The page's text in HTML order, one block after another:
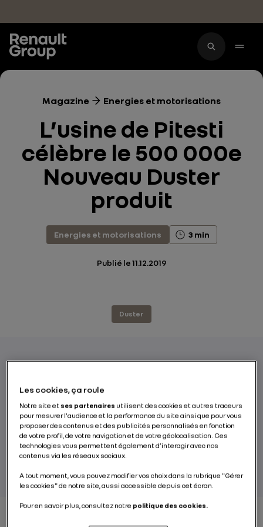
Magazine Energies et motorisations
L’usine de Pitesti
célèbre le 500 000e
Nouveau Duster
produit
Energies et motorisations 3 min
Publié le11.12.2019
Duster
seconde génération est sorti des chaînes de
production de l’usine Dacia de Pitesti en
Roumanie. Un cap symbolique pour ce
complexe industriel de référence qui a fêté,
l’année dernière, ses 50 ans d’existence.
Les cookies, ça roule
Notre site et ses partenaires utilisent des cookies et autres traceurs
pour mesurer l'audience et la performance du site ainsi que pour vous
proposer des contenus et des publicités personnalisés en fonction
de votre profil, de votre navigation et de votre géolocalisation. Ces
technologies vous permettent également d’interagir avec nos
contenus via les réseaux sociaux.
A tout moment, vous pouvez modifier vos choix dans la rubrique "Gérer
les cookies" de notre site, aussi accessible depuis cet écran.
Pour en savoir plus, consultez notre politique des cookies.